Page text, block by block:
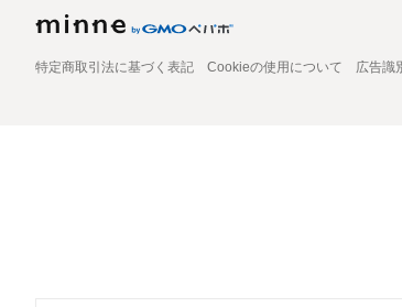
特定商取引法に基づく表記 Cookieの使用について 広告識